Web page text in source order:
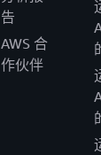
告
AWS 合
作伙伴